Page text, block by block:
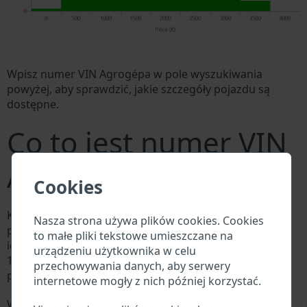
Cookies
Nasza strona używa plików cookies. Cookies
to małe pliki tekstowe umieszczane na
urządzeniu użytkownika w celu
przechowywania danych, aby serwery
internetowe mogły z nich później korzystać.
Wpisz numer VIN Agrogépa w pole wyszukiwania
powyżej, aby sprawdzić, jakie szczegóły pojazdu są
dostępne.
Co to jest numer VIN
Agrogépa?
Każdy producent Agrogépa przypisuje każdemu
pojazdowi unikalny identyfikator zwany numerem
identyfikacyjnym pojazdu (VIN). Numer VIN składa się z
17 cyfr i składa się z liter i cyfr zawierających
podstawowe informacje o pojeździe.